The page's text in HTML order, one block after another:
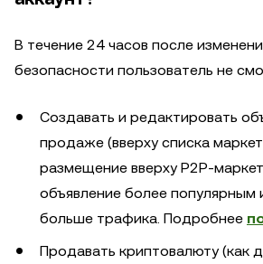
В течение 24 часов после
безопасности пользователь не
Создавать и редактировать
продаже (вверху списка
размещение вверху P2P-
объявление более популярным
больше трафика. Подробнее
Продавать криптовалюту (как